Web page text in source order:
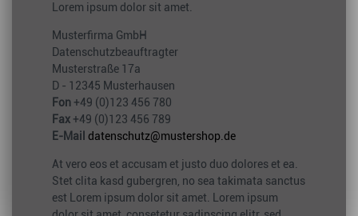
Lorem ipsum dolor sit amet.
Musterfirma GmbH
Datenschutzbeauftragter
Musterstraße 17a
D - 12345 Musterhausen
Fon +49 (0)123 456 780
Fax +49 (0)123 456 789
E-Mail datenschutz@mustershop.de
At vero eos et accusam et justo duo dolores et ea.
Stet clita kasd gubergren, no sea takimata sanctus
est Lorem ipsum dolor sit amet. Lorem ipsum